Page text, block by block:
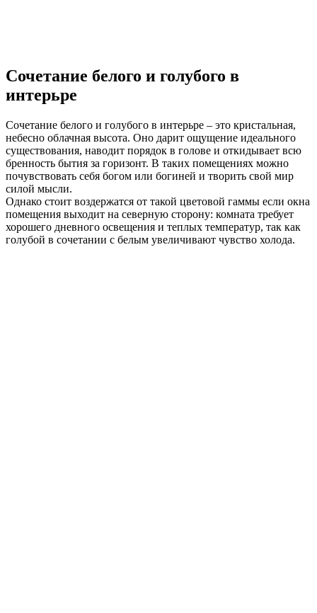
Сочетание белого и голубого в
интерьре
Сочетание белого и голубого в интерьре – это кристальная,
небесно облачная высота. Оно дарит ощущение идеального
существования, наводит порядок в голове и откидывает всю
бренность бытия за горизонт. В таких помещениях можно
почувствовать себя богом или богиней и творить свой мир
силой мысли.
Однако стоит воздержатся от такой цветовой гаммы если окна
помещения выходит на северную сторону: комната требует
хорошего дневного освещения и теплых температур, так как
голубой в сочетании с белым увеличивают чувство холода.